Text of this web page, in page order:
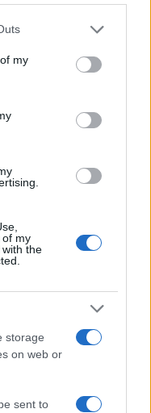
one or more Google
You may click to
third-party tags to
in below Google
my
of my
the
storage
on web or
sent to
falsi incaricati
Olbia, la prima